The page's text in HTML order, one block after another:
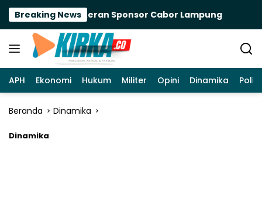
Langsung
konten
Breaking News
Buka Keran Sponsor Cabor Lampung
APH Ekonomi Hukum Militer Opini Dinamika
Beranda Dinamika
Dinamika